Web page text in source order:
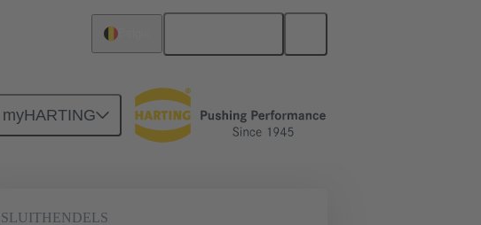
myHARTING
Vergrendelingssystemen 09 00 000 5401
SLUITHENDELS